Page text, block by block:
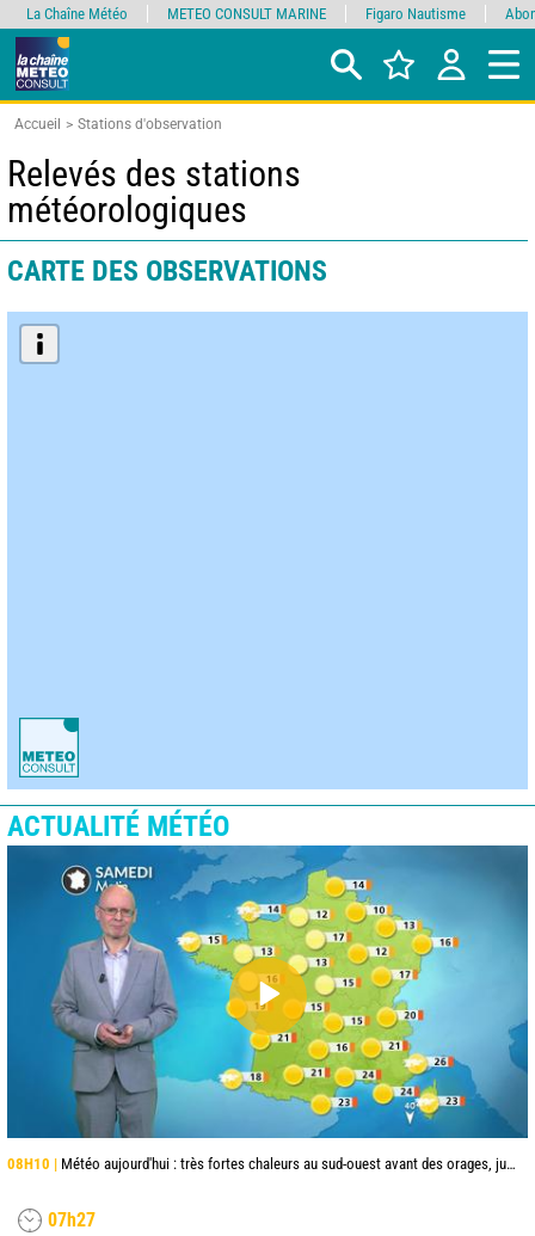
Accueil Stations d'observation
Relevés des stations
météorologiques
CARTE DES OBSERVATIONS
ACTUALITÉ MÉTÉO
08H10 | Météo aujourd'hui : très fortes chaleurs au sud-ouest avant des orages, jusqu'à 39°C
07h27
La Chaîne Météo METEO CONSULT MARINE Figaro Nautisme